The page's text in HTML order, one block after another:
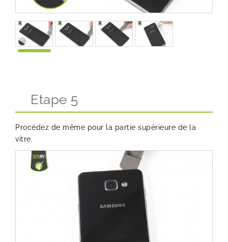
Etape 5
Procédez de même pour la partie supérieure de la
vitre.